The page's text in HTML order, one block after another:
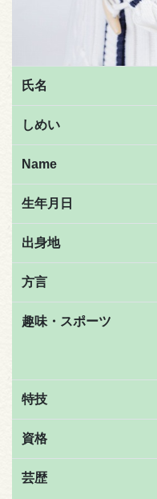
氏名
しめい
Name
生年月日
出身地
方言
趣味・スポーツ
特技
資格
芸歴